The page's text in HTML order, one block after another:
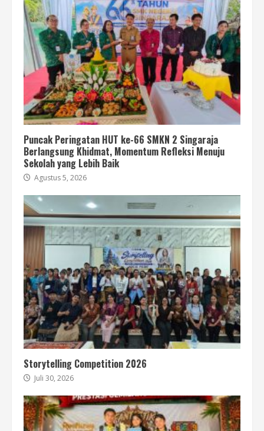
Puncak Peringatan HUT ke-66 SMKN 2 Singaraja
Berlangsung Khidmat, Momentum Refleksi Menuju
Sekolah yang Lebih Baik
Agustus 5, 2026
Storytelling Competition 2026
Juli 30, 2026